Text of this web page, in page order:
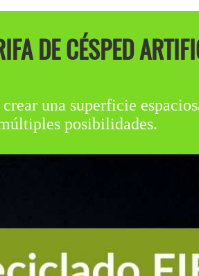
DE CÉSPED
una superficie
posibilidades.